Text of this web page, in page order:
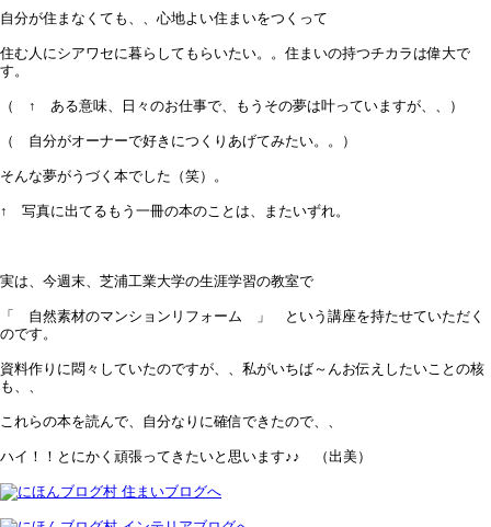
自分が住まなくても、、心地よい住まいをつくって
住む人にシアワセに暮らしてもらいたい。。住まいの持つチカラは偉大で
す。
（ ↑ ある意味、日々のお仕事で、もうその夢は叶っていますが、、）
（ 自分がオーナーで好きにつくりあげてみたい。。）
そんな夢がうづく本でした（笑）。
↑ 写真に出てるもう一冊の本のことは、またいずれ。
実は、今週末、芝浦工業大学の生涯学習の教室で
「 自然素材のマンションリフォーム 」 という講座を持たせていただく
のです。
資料作りに悶々していたのですが、、私がいちば～んお伝えしたいことの核
も、、
これらの本を読んで、自分なりに確信できたので、、
ハイ！！とにかく頑張ってきたいと思います♪♪ （出美）